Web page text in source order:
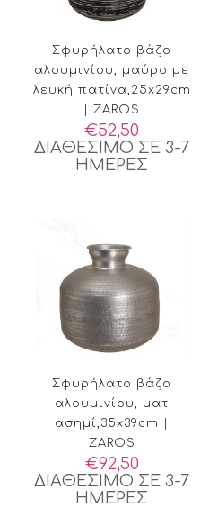
Σφυρήλατο βάζο
αλουμινίου, μαύρο με
λευκή πατίνα,25x29cm
| ZAROS
€52,50
ΔΙΑΘΕΣΙΜΟ ΣΕ 3-7
ΗΜΕΡΕΣ
Σφυρήλατο βάζο
αλουμινίου, ματ
ασημί,35x39cm |
ZAROS
€92,50
ΔΙΑΘΕΣΙΜΟ ΣΕ 3-7
ΗΜΕΡΕΣ